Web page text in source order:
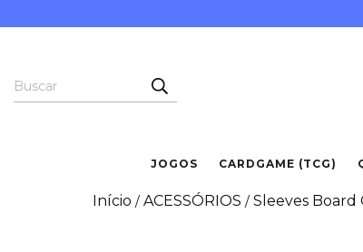
JOGOS CARDGAME (TCG)
Início / ACESSÓRIOS / Sleeves Board